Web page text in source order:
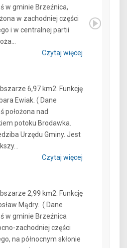
w gminie Brzeźnica,
w zachodniej części
i w centralnej partii
Czytaj więcej
6,97 km2. Funkcję
Ewiak. ( Dane
położona nad
potoku Brodawka.
Urzędu Gminy. Jest
Czytaj więcej
2,99 km2. Funkcję
Mądry. ( Dane
w gminie Brzeźnica
zachodniej części
na północnym skłonie